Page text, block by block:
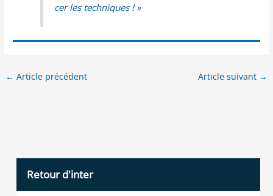
cer les techniques ! »
← Article précédent Article suivant →
Retour d'inter